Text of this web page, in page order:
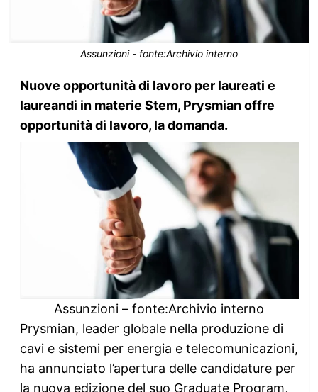
Assunzioni - fonte:Archivio interno
Nuove opportunità di lavoro per laureati e
laureandi in materie Stem, Prysmian offre
opportunità di lavoro, la domanda.
Assunzioni – fonte:Archivio interno
Prysmian, leader globale nella produzione di
cavi e sistemi per energia e telecomunicazioni,
ha annunciato l’apertura delle candidature per
la nuova edizione del suo Graduate Program,